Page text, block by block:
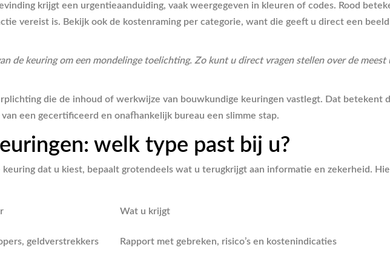
krijgt een urgentieaanduiding, vaak weergegeven in kleuren of codes. Rood
vereist is. Bekijk ook de kostenraming per categorie, want die geeft u direct een
de keuring om een mondelinge toelichting. Zo kunt u direct vragen stellen over de
die de inhoud of werkwijze van bouwkundige keuringen vastlegt. Dat betekent
een gecertificeerd en onafhankelijk bureau een slimme stap.
welk type past bij u?
dat u kiest, bepaalt grotendeels wat u terugkrijgt aan informatie en zekerheid.
Wat u krijgt
geldverstrekkers Rapport met gebreken, risico’s en kostenindicaties